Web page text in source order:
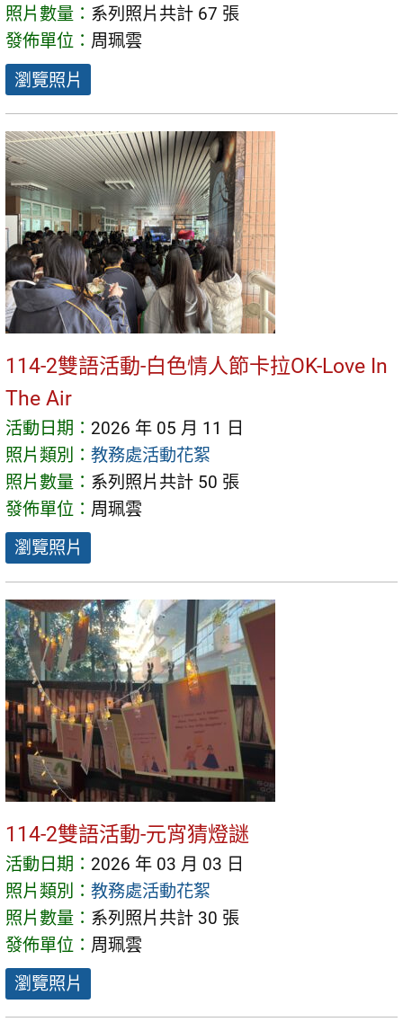
照片數量： 系列照片共計 67 張
發佈單位： 周珮雲
瀏覽照片
114-2雙語活動-白色情人節卡拉OK-Love In
The Air
活動日期： 2026 年 05 月 11 日
照片類別： 教務處活動花絮
照片數量： 系列照片共計 50 張
發佈單位： 周珮雲
瀏覽照片
114-2雙語活動-元宵猜燈謎
活動日期： 2026 年 03 月 03 日
照片類別： 教務處活動花絮
照片數量： 系列照片共計 30 張
發佈單位： 周珮雲
瀏覽照片